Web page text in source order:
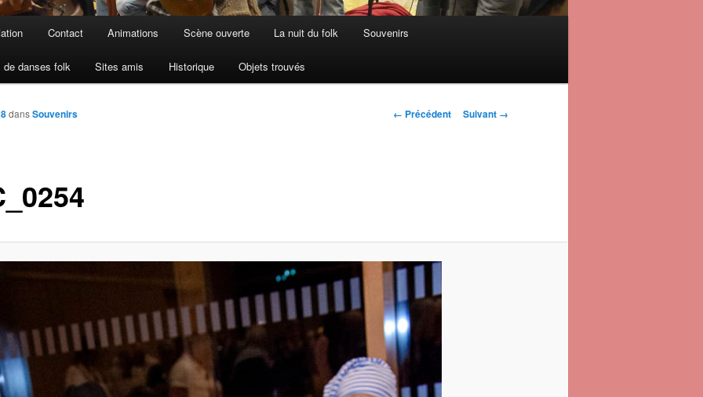
Contact Animations Scène ouverte La nuit du folk Souvenirs
de danses folk Sites amis Historique Objets trouvés
Navigation des
← Précédent Suivant →
dansSouvenirs